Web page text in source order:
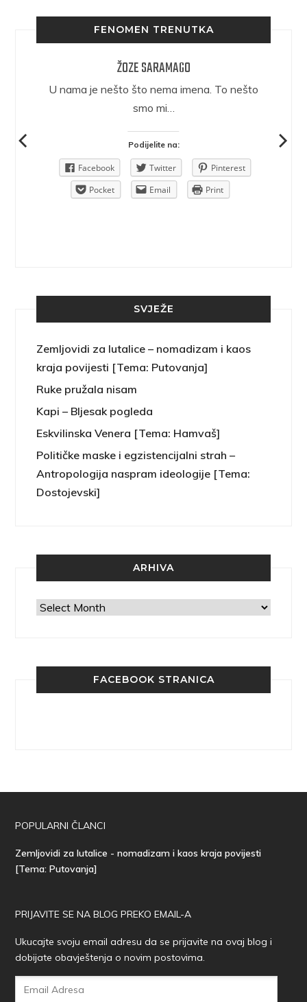
FENOMEN TRENUTKA
ŽOZE SARAMAGO
U nama je nešto što nema imena. To nešto
smo mi…
Podijelite na:
Facebook Twitter
Pinterest
Pocket
Email Print
SVJEŽE
Zemljovidi za lutalice – nomadizam i kaos
kraja povijesti [Tema: Putovanja]
Ruke pružala nisam
Kapi – Bljesak pogleda
Eskvilinska Venera [Tema: Hamvaš]
Političke maske i egzistencijalni strah –
Antropologija naspram ideologije [Tema:
Dostojevski]
ARHIVA
Arhiva
FACEBOOK STRANICA
POPULARNI ČLANCI
Zemljovidi za lutalice - nomadizam i kaos kraja povijesti
[Tema: Putovanja]
PRIJAVITE SE NA BLOG PREKO EMAIL-A
Ukucajte svoju email adresu da se prijavite na ovaj blog i
dobijate obavještenja o novim postovima.